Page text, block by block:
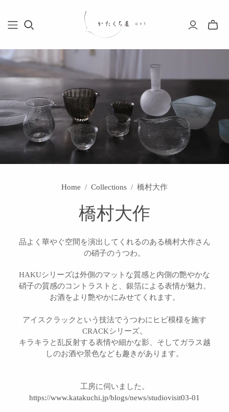
Toggle
Home / Collections / 橋村大作
橋村大作
品よく華やぐ空間を演出してくれるのある橋村大作さん
の硝子のうつわ。
HAKUシリーズは外側のマットな質感と内側の艶やかな
硝子の質感のコントラストと、銀箔による表情が魅力。
お酒をより艶やかにみせてくれます。
アイスクラックという技法でうつわにヒビ模様を施す
CRACKシリーズ。
キラキラと乱反射する表情や細かな影、そしてガラス越
しのお酒や景色なども趣きがあります。
工房に伺いました。
https://www.katakuchi.jp/blogs/news/studiovisit03-01